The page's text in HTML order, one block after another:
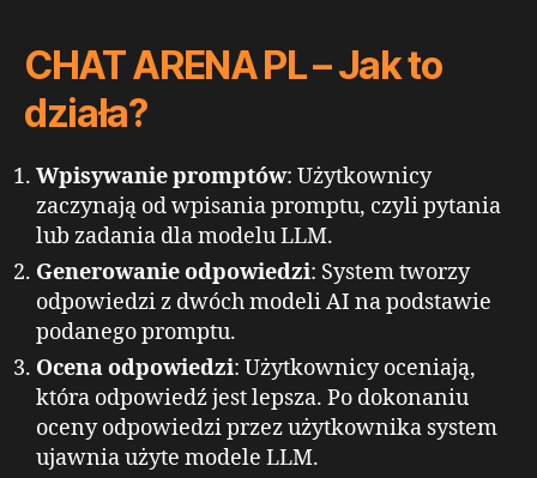
CHAT ARENA PL – Jak to
działa?
Wpisywanie promptów: Użytkownicy
zaczynają od wpisania promptu, czyli pytania
lub zadania dla modelu LLM.
Generowanie odpowiedzi: System tworzy
odpowiedzi z dwóch modeli AI na podstawie
podanego promptu.
Ocena odpowiedzi: Użytkownicy oceniają,
która odpowiedź jest lepsza. Po dokonaniu
oceny odpowiedzi przez użytkownika system
ujawnia użyte modele LLM.